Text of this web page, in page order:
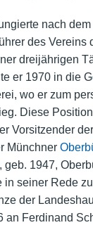
nach
des Vereins
dreijährigen
er 1970 in die
wo er zum
Diese
Vorsitzender
Münchner
, geb. 1947,
in seiner Rede
der
an Ferdinand